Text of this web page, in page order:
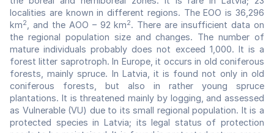
localities are known in different regions. The EOO is 36,296
km2, and the AOO – 92 km2. There are insufficient data on
the regional population size and changes. The number of
mature individuals probably does not exceed 1,000. It is a
forest litter saprotroph. In Europe, it occurs in old coniferous
forests, mainly spruce. In Latvia, it is found not only in old
coniferous forests, but also in rather young spruce
plantations. It is threatened mainly by logging, and assessed
as Vulnerable (VU) due to its small regional population. It is a
protected species in Latvia; its legal status of protection